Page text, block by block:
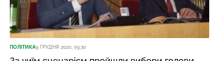
ПОЛІТИКА9 ГРУДНЯ 2020, 09:30